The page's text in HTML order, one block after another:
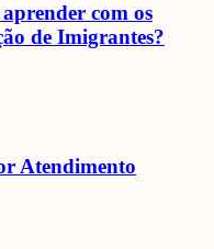
com os
de Imigrantes?
Atendimento